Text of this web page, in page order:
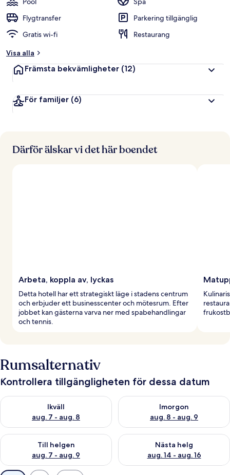
Flygtransfer
Parkering tillgänglig
Gratis wi-fi
Restaurang
Visa alla
Främsta bekvämligheter (12)
För familjer (6)
Därför älskar vi det här boendet
Arbeta, koppla av, lyckas
Detta hotell har ett strategiskt läge i stadens centrum
och erbjuder ett businesscenter och mötesrum. Efter
jobbet kan gästerna varva ner med spabehandlingar
och tennis.
Rumsalternativ
Kontrollera tillgängligheten för dessa datum
Ikväll
aug. 7 - aug. 8
Kontrollera tillgängligheten för ikväll aug. 7 - aug. 8
Imorgon
aug. 8 - aug. 9
Kontrollera tillgängligheten
Till helgen
aug. 7 - aug. 9
Kontrollera tillgängligheten för den här helgen aug. 7 - aug. 9
Nästa helg
aug. 14 - aug. 16
Kontrollera tillgängligheten